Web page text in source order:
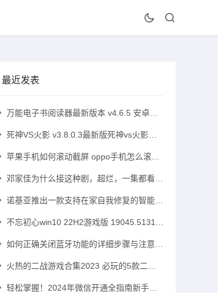
最近发表
万能电子书阅读器最新版本 v4.6.5 安卓版手机txt阅读器「万能电子书阅读器最新版本 v4.6.5 安卓版」
死神VS火影 v3.8.0.3最新版死神vs火影手机版「死神VS火影 v3.8.0.3最新版」
苹果手机如何滚动截屏 oppo手机怎么滚动截屏苹果手机怎么滚动截屏「苹果手机如何滚动截屏 oppo手机怎么滚动截屏」
邓家佳为什么接这种剧，超烂，一集都看不下去！高中可以带手机吗「邓家佳为什么接这种剧，超烂，一集都看不下去！」
诺基亚推出一款支持在家自我修复的智能手机诺基亚智能手机「诺基亚推出一款支持在家自我修复的智能手机」
不忘初心win10 22H2游戏版 19045.5131 x64无更新版windows10手机版「不忘初心win10 22H2游戏版 19045.5131 x64无更新版」
如何正确关闭蓝牙功能的详细步骤与注意事项蓝牙手机「如何正确关闭蓝牙功能的详细步骤与注意事项」
火热的二战游戏合集2023 必玩的5款二战游戏推荐二战游戏手机游戏「火热的二战游戏合集2023 必玩的5款二战游戏推荐」
轻松掌握！2024年微信开通全指南新手机号怎么注册微信「轻松掌握！2024年微信开通全指南」